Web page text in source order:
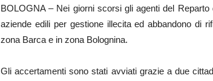
BOLOGNA – Nei giorni scorsi gli agenti del
aziende edili per gestione illecita ed abbandono di
zona Barca e in zona Bolognina.
Gli accertamenti sono stati avviati grazie a due